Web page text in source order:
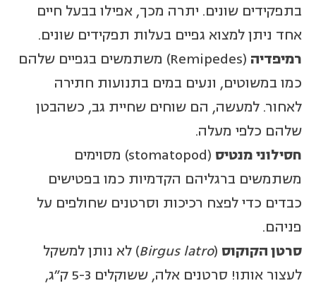
בתפקידים שונים. יתרה מכך, אפילו בבעל חיים
אחד ניתן למצוא גפיים בעלות תפקידים שונים.
רמיפדיה
(Remipedes) משתמשים בגפיים שלהם
כמו במשוטים, ונעים במים בתנועות חתירה
לאחור. למעשה, הם שוחים שחיית גב, כשהבטן
שלהם כלפי מעלה.
חסילוני מנטיס
(stomatopod) מסוימים
משתמשים ברגליהם הקדמיות כמו בפטישים
כבדים כדי לפצח רכיכות וסרטנים שחולפים על
פניהם.
סרטן הקוקוס (
Birgus latro) לא נותן למשקל
לעצור אותו! סרטנים אלה, ששוקלים 5-3 ק"ג,